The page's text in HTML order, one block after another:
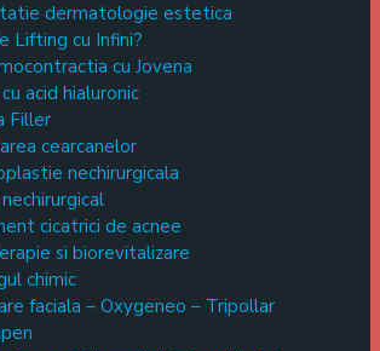
dermatologie estetica
Lifting cu Infini?
cu Jovena
acid hialuronic
Filler
cearcanelor
nechirurgicala
cicatrici de acnee
si biorevitalizare
chimic
faciala – Oxygeneo – Tripollar